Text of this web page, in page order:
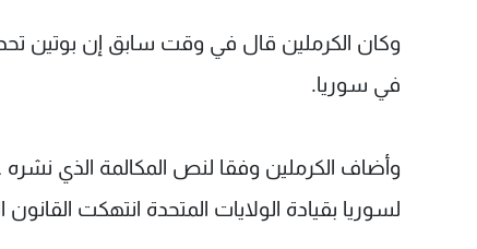
وكان الكرملين قال في وقت سابق إن بوتين
في سوريا.
وأضاف الكرملين وفقا لنص المكالمة الذي نشره
لسوريا بقيادة الولايات المتحدة انتهكت